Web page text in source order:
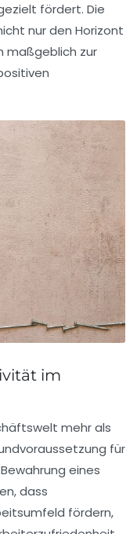
fördert. Die
nur den Horizont
maßgeblich zur
im
mehr als
für
eines
dass
fördern,